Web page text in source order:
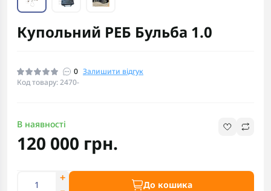
Купольний РЕБ Бульба 1.0
0 Залишити відгук
Код товару: 2470-
В наявності
120 000 грн.
До кошика